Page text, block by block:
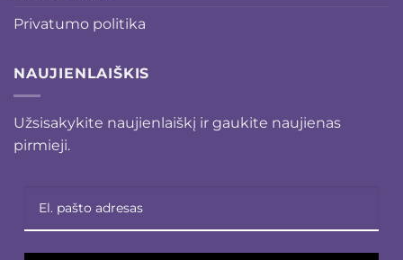
Privatumo politika
NAUJIENLAIŠKIS
Užsisakykite naujienlaiškį ir gaukite naujienas
pirmieji.